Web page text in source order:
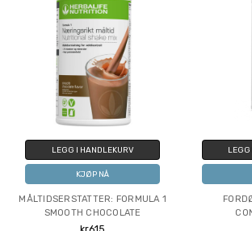
LEGG I HANDLEKURV
KJØP NÅ
MÅLTIDSERSTATTER: FORMULA 1
SMOOTH CHOCOLATE